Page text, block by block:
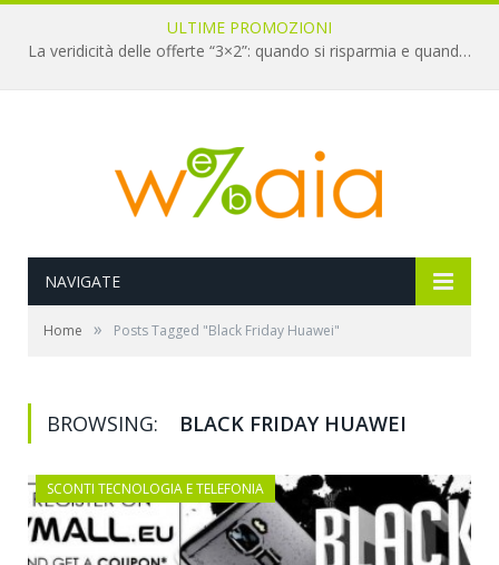
ULTIME PROMOZIONI
La veridicità delle offerte “3×2”: quando si risparmia e quando è un’illusione
NAVIGATE
Home » Posts Tagged "Black Friday Huawei"
BROWSING: BLACK FRIDAY HUAWEI
SCONTI TECNOLOGIA E TELEFONIA